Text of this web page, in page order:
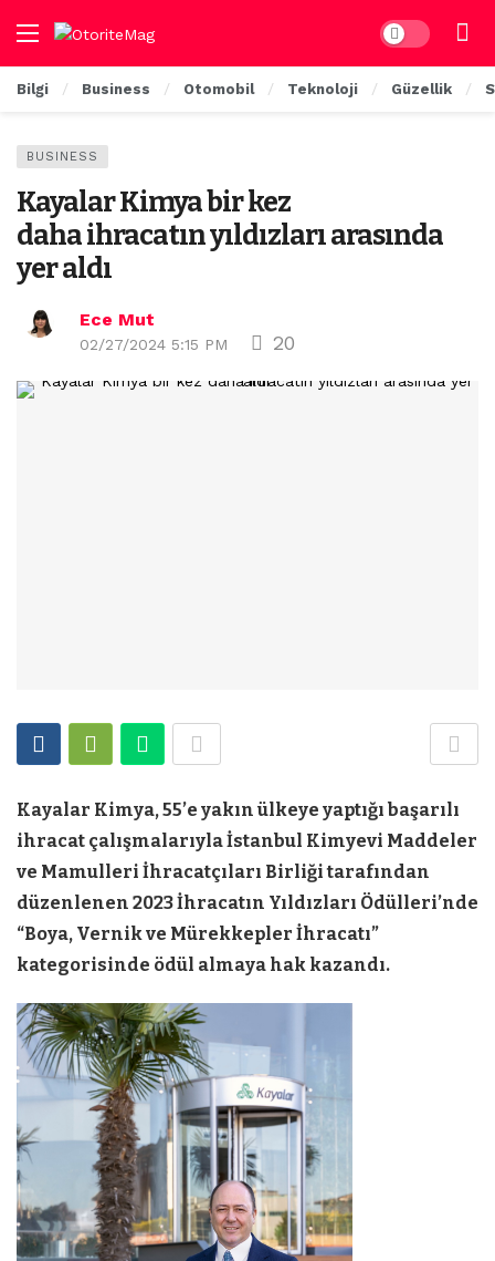
Dark mode
Bilgi Business Otomobil Teknoloji Güzellik
BUSINESS
Kayalar Kimya bir kez
daha ihracatın yıldızları arasında
yer aldı
Ece Mut
02/27/2024 5:15 PM 20
Kayalar Kimya, 55’e yakın ülkeye yaptığı başarılı
ihracat çalışmalarıyla İstanbul Kimyevi Maddeler
ve Mamulleri İhracatçıları Birliği tarafından
düzenlenen 2023 İhracatın Yıldızları Ödülleri’nde
“Boya, Vernik ve Mürekkepler İhracatı”
kategorisinde ödül almaya hak kazandı.